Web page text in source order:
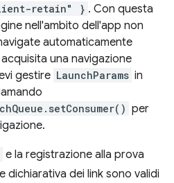
retain" } . Con questa
nell'ambito dell'app non
automaticamente
una navigazione
gestire LaunchParams in
per
e la registrazione alla prova
dichiarativa dei link sono validi